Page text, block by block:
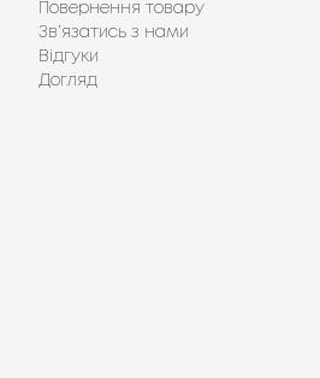
Повернення товару
Зв’язатись з нами
Відгуки
Догляд